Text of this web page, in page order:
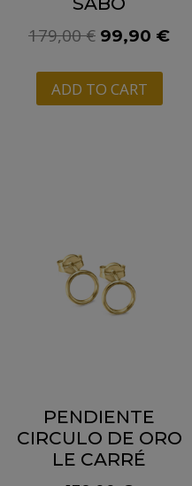
179,00€ 99,90 €
ADD TO CART
PENDIENTE
CIRCULO DE ORO
LE CARRÉ